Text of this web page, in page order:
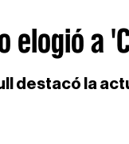
elogió a
destacó la